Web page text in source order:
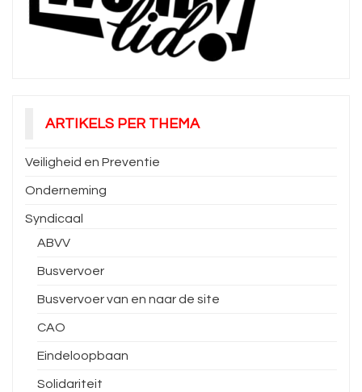
ARTIKELS PER THEMA
Veiligheid en Preventie
Onderneming
Syndicaal
ABVV
Busvervoer
Busvervoer van en naar de site
CAO
Eindeloopbaan
Solidariteit